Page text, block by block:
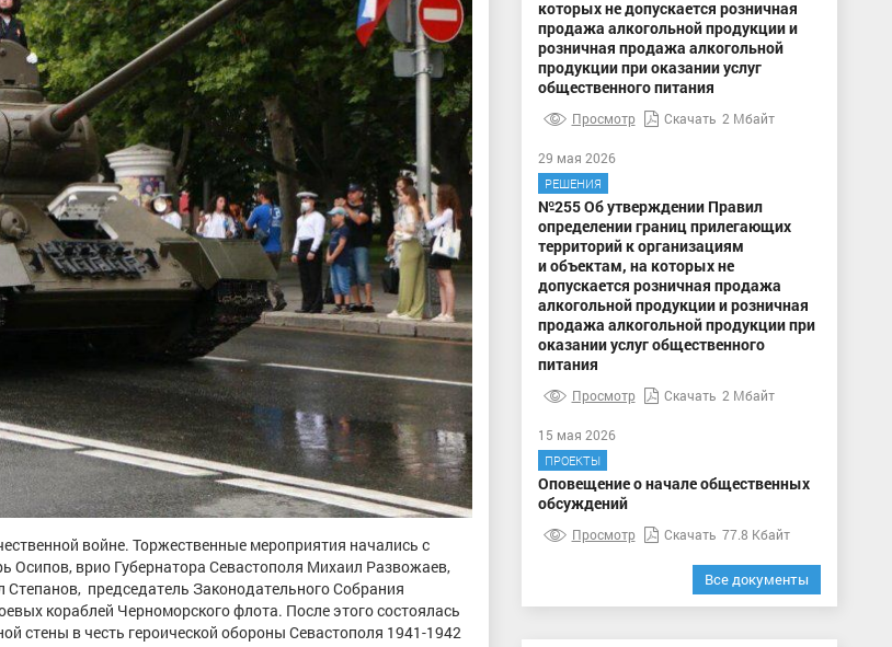
войне. Торжественные мероприятия начались с
врио Губернатора Севастополя Михаил Развожаев,
председатель Законодательного Собрания
кораблей Черноморского флота. После этого состоялась
стены в честь героической обороны Севастополя 1941-1942
которых не допускается розничная
продажа алкогольной продукции и
розничная продажа алкогольной
продукции при оказании услуг
общественного питания
Просмотр Скачать 2 Мбайт
29 мая 2026
РЕШЕНИЯ
№255 Об утверждении Правил
определении границ прилегающих
территорий к организациям
и объектам, на которых не
допускается розничная продажа
алкогольной продукции и розничная
продажа алкогольной продукции при
оказании услуг общественного
питания
Просмотр Скачать 2 Мбайт
15 мая 2026
ПРОЕКТЫ
Оповещение о начале общественных
обсуждений
Просмотр Скачать 77.8 Кбайт
Все документы